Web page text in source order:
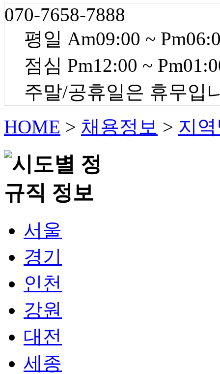
070-7658-7888
평일 Am09:00 ~
점심 Pm12:00 ~
주말/공휴일은 휴무입
HOME > 채용정보 > 지
서울
경기
인천
강원
대전
세종